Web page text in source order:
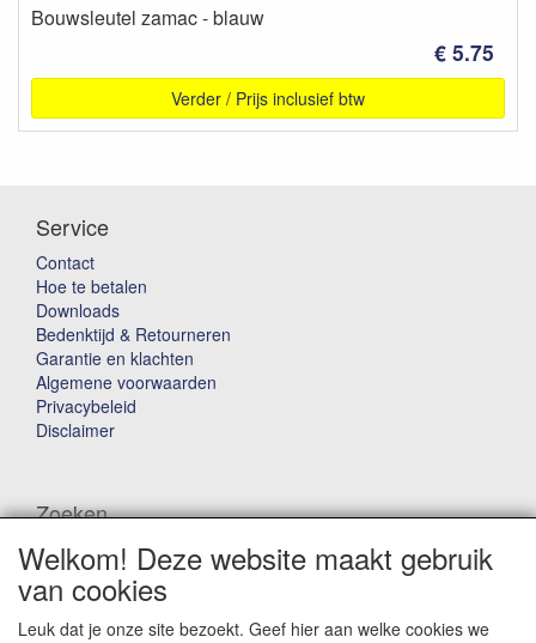
Bouwsleutel zamac - blauw
€ 5.75
Verder / Prijs inclusief btw
Service
Contact
Hoe te betalen
Downloads
Bedenktijd & Retourneren
Garantie en klachten
Algemene voorwaarden
Privacybeleid
Disclaimer
Zoeken
Waar ben je naar op zoek?
Welkom! Deze website maakt gebruik
van cookies
Leuk dat je onze site bezoekt. Geef hier aan welke cookies we